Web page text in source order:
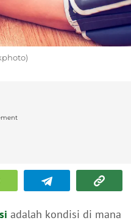
adalah kondisi di mana